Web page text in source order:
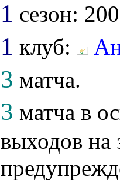
1 сезон:
1 клуб:
3 матча.
3 матча в
выходов на